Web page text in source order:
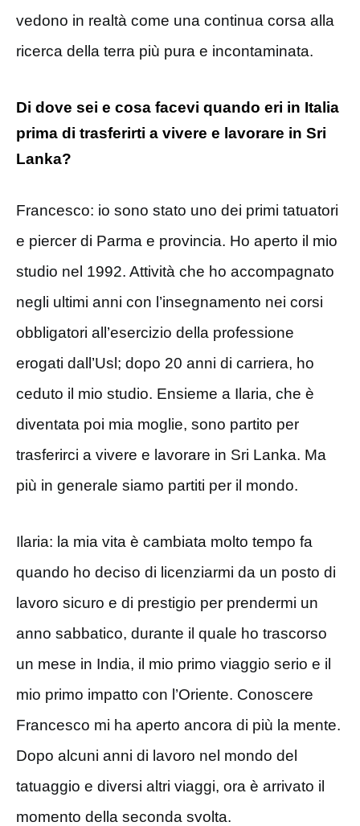
vedono in realtà come una continua corsa alla
ricerca della terra più pura e incontaminata.
Di dove sei e cosa facevi quando eri in Italia
prima di trasferirti a vivere e lavorare in Sri
Lanka?
Francesco: io sono stato uno dei primi tatuatori
e piercer di Parma e provincia. Ho aperto il mio
studio nel 1992. Attività che ho accompagnato
negli ultimi anni con l’insegnamento nei corsi
obbligatori all’esercizio della professione
erogati dall’Usl; dopo 20 anni di carriera, ho
ceduto il mio studio. Ensieme a Ilaria, che è
diventata poi mia moglie, sono partito per
trasferirci a vivere e lavorare in Sri Lanka. Ma
più in generale siamo partiti per il mondo.
Ilaria: la mia vita è cambiata molto tempo fa
quando ho deciso di licenziarmi da un posto di
lavoro sicuro e di prestigio per prendermi un
anno sabbatico, durante il quale ho trascorso
un mese in India, il mio primo viaggio serio e il
mio primo impatto con l’Oriente. Conoscere
Francesco mi ha aperto ancora di più la mente.
Dopo alcuni anni di lavoro nel mondo del
tatuaggio e diversi altri viaggi, ora è arrivato il
momento della seconda svolta.